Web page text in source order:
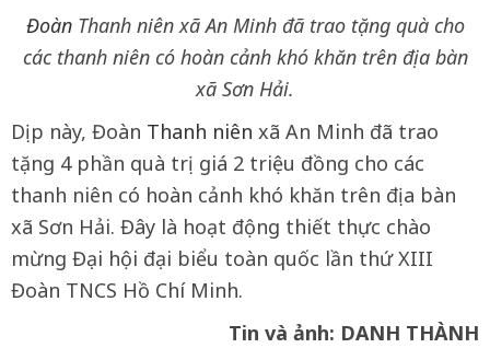
ĐoànThanh niên xã An Minh đã trao tặng quà cho
các thanh niên có hoàn cảnh khó khăn trên địa bàn
xã Sơn Hải.
Dịp này, Đoàn Thanh niên xã An Minh đã trao
tặng 4 phần quà trị giá 2 triệu đồng cho các
thanh niên có hoàn cảnh khó khăn trên địa bàn
xã Sơn Hải. Đây là hoạt động thiết thực chào
mừng Đại hội đại biểu toàn quốc lần thứ XIII
Đoàn TNCS Hồ Chí Minh.
Tin và ảnh: DANH THÀNH